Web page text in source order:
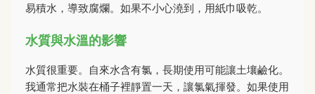
易積水，導致腐爛。如果不小心澆到，用紙巾吸乾。
水質與水溫的影響
水質很重要。自來水含有氯，長期使用可能讓土壤鹼化。
我通常把水裝在桶子裡靜置一天，讓氯氣揮發。如果使用